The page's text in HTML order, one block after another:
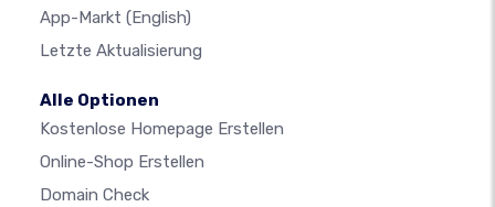
App-Markt (English)
Letzte Aktualisierung
Alle Optionen
Kostenlose Homepage Erstellen
Online-Shop Erstellen
Domain Check